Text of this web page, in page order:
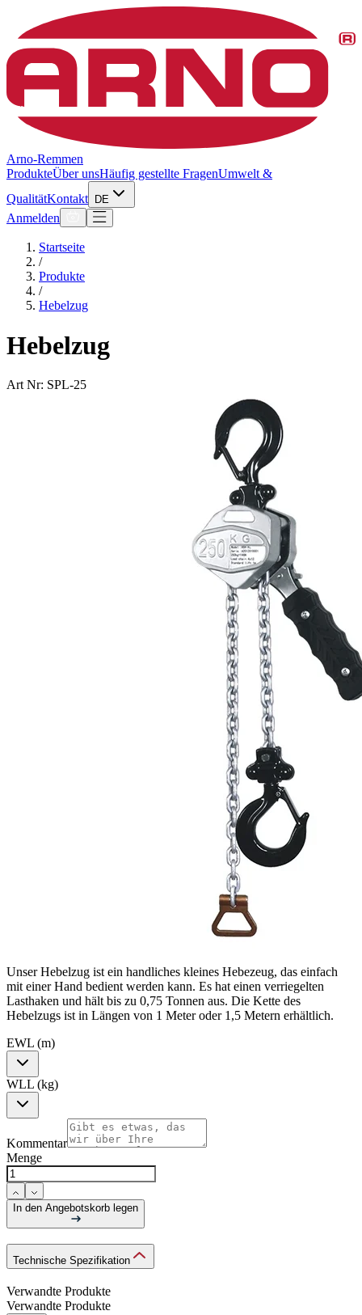
Arno-Remmen
ProdukteÜber unsHäufig gestellte FragenUmwelt &
QualitätKontakt DE
Anmelden
Startseite
/
Produkte
/
Hebelzug
Hebelzug
Art Nr: SPL-25
Unser Hebelzug ist ein handliches kleines Hebezeug, das einfach
mit einer Hand bedient werden kann. Es hat einen verriegelten
Lasthaken und hält bis zu 0,75 Tonnen aus. Die Kette des
Hebelzugs ist in Längen von 1 Meter oder 1,5 Metern erhältlich.
EWL (m)
WLL (kg)
Kommentar
Menge
In den Angebotskorb legen
Technische Spezifikation
Verwandte Produkte
Verwandte Produkte